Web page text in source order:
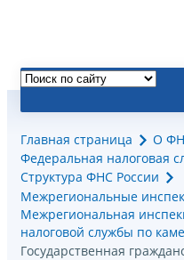
Главная страница
О
Федеральная налоговая
Структура ФНС России
Межрегиональные
Межрегиональная
налоговой службы по
Государственная